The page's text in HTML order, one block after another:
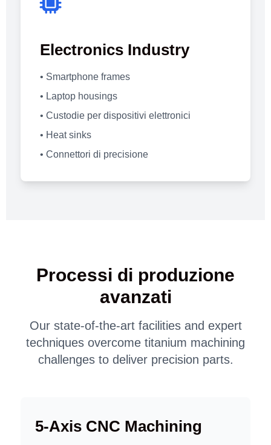
Electronics Industry
• Smartphone frames
• Laptop housings
• Custodie per dispositivi elettronici
• Heat sinks
• Connettori di precisione
Processi di produzione
avanzati
Our state-of-the-art facilities and expert
techniques overcome titanium machining
challenges to deliver precision parts.
5-Axis CNC Machining